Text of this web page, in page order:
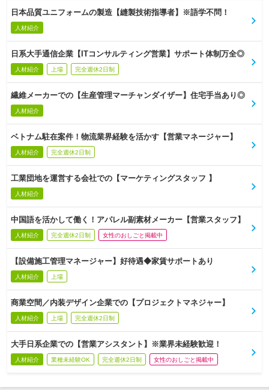
日本品質ユニフォームの製造【縫製技術指導者】※語学不問！
人材紹介
日系大手通信企業【ITコンサルティング営業】サポート体制万全◎
人材紹介 上場 完全週休2日制
繊維メーカーでの【生産管理マーチャンダイザー】住宅手当あり◎
人材紹介
ベトナム駐在案件！物流業界経験を活かす【営業マネージャー】
人材紹介 完全週休2日制
工業団地を運営する会社での【マーケティングスタッフ 】
人材紹介
中国語を活かして働く！アパレル副素材メーカー【営業スタッフ】
人材紹介 完全週休2日制 女性のおしごと掲載中
【設備施工管理マネージャー】好待遇◆家賃サポートあり
人材紹介 上場
商業空間／内装デザイン企業での【プロジェクトマネジャー】
人材紹介 上場 完全週休2日制
大手日系企業での【営業アシスタント】※業界未経験歓迎！
人材紹介 業種未経験OK 完全週休2日制 女性のおしごと掲載中